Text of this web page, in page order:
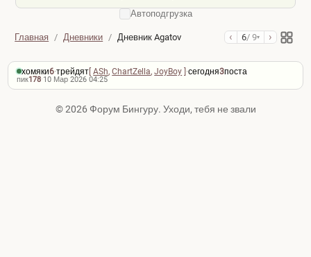
Автоподгрузка
Главная / Дневники / Дневник Agatov ‹ 6/ 9▾ ›
хомяки6·трейдят[ASh,ChartZella,JoyBoy ]·сегодня3поста
пик178·10 Мар 2026 04:25
© 2026 Форум Бингуру. Уходи, тебя не звали